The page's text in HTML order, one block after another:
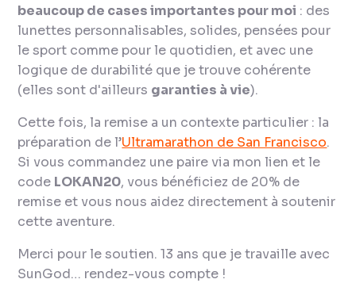
beaucoup de cases importantes pour moi : des
lunettes personnalisables, solides, pensées pour
le sport comme pour le quotidien, et avec une
logique de durabilité que je trouve cohérente
(elles sont d'ailleurs garanties à vie).
Cette fois, la remise a un contexte particulier : la
préparation de l’Ultramarathon de San Francisco.
Si vous commandez une paire via mon lien et le
code LOKAN20, vous bénéficiez de 20% de
remise et vous nous aidez directement à soutenir
cette aventure.
Merci pour le soutien. 13 ans que je travaille avec
SunGod… rendez-vous compte !